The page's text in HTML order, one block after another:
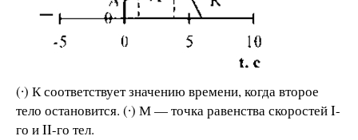
(∙) К соответствует значению времени, когда второе
тело остановится. (∙) М — точка равенства скоростей I-
го и II-го тел.